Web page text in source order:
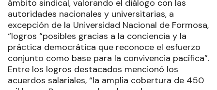
ámbito sindical, valorando el diálogo con las
autoridades nacionales y universitarias, a
excepción de la Universidad Nacional de Formosa,
“logros “posibles gracias a la conciencia y la
práctica democrática que reconoce el esfuerzo
conjunto como base para la convivencia pacífica”.
Entre los logros destacados mencionó los
acuerdos salariales, “la amplia cobertura de 450